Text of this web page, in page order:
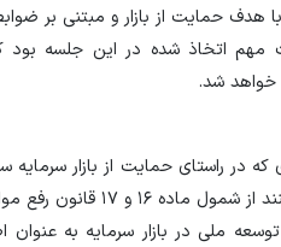
حمایت از بازار و مبتنی بر
اتخاذ شده در این جلسه بود
خواهد شد.
در راستای حمایت از بازار سرمایه
های مازاد خود را به سهام
ملی در بازار سرمایه به عنوان